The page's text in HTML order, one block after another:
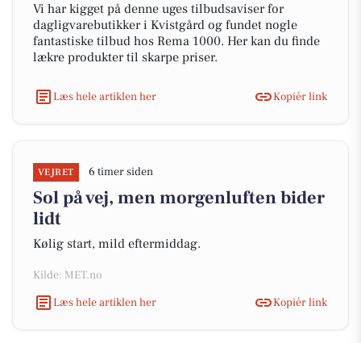
Vi har kigget på denne uges tilbudsaviser for
dagligvarebutikker i Kvistgård og fundet nogle
fantastiske tilbud hos Rema 1000. Her kan du finde
lækre produkter til skarpe priser.
Læs hele artiklen her Kopiér link
VEJRET 6 timer siden
Sol på vej, men morgenluften bider
lidt
Kølig start, mild eftermiddag.
Kilde: MET.no
Læs hele artiklen her
Kopiér link